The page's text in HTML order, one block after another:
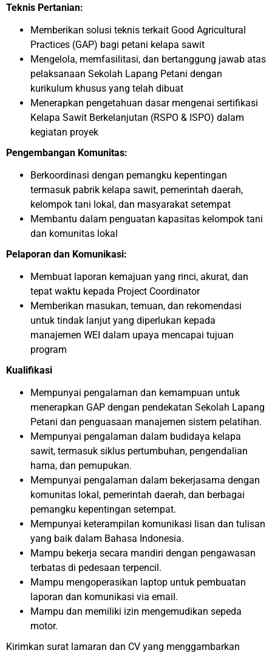
Teknis Pertanian:
Memberikan solusi teknis terkait Good Agricultural
Practices (GAP) bagi petani kelapa sawit
Mengelola, memfasilitasi, dan bertanggung jawab atas
pelaksanaan Sekolah Lapang Petani dengan
kurikulum khusus yang telah dibuat
Menerapkan pengetahuan dasar mengenai sertifikasi
Kelapa Sawit Berkelanjutan (RSPO & ISPO) dalam
kegiatan proyek
Pengembangan Komunitas:
Berkoordinasi dengan pemangku kepentingan
termasuk pabrik kelapa sawit, pemerintah daerah,
kelompok tani lokal, dan masyarakat setempat
Membantu dalam penguatan kapasitas kelompok tani
dan komunitas lokal
Pelaporan dan Komunikasi:
Membuat laporan kemajuan yang rinci, akurat, dan
tepat waktu kepada Project Coordinator
Memberikan masukan, temuan, dan rekomendasi
untuk tindak lanjut yang diperlukan kepada
manajemen WEI dalam upaya mencapai tujuan
program
Kualifikasi
Mempunyai pengalaman dan kemampuan untuk
menerapkan GAP dengan pendekatan Sekolah Lapang
Petani dan penguasaan manajemen sistem pelatihan.
Mempunyai pengalaman dalam budidaya kelapa
sawit, termasuk siklus pertumbuhan, pengendalian
hama, dan pemupukan.
Mempunyai pengalaman dalam bekerjasama dengan
komunitas lokal, pemerintah daerah, dan berbagai
pemangku kepentingan setempat.
Mempunyai keterampilan komunikasi lisan dan tulisan
yang baik dalam Bahasa Indonesia.
Mampu bekerja secara mandiri dengan pengawasan
terbatas di pedesaan terpencil.
Mampu mengoperasikan laptop untuk pembuatan
laporan dan komunikasi via email.
Mampu dan memiliki izin mengemudikan sepeda
motor.
Kirimkan surat lamaran dan CV yang menggambarkan